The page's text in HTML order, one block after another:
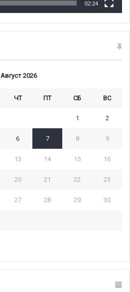
02:24
Август 2026
ЧТ ПТ СБ ВС
1 2
6 7 8 9
13 14 15 16
20 21 22 23
27 28 29 30